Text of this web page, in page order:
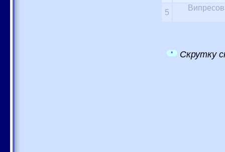
5
* Скрутку